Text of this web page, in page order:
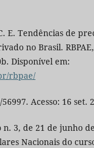
E. Tendências de
no Brasil.
Disponível em:
rbpae/
Acesso: 16 set.
n. 3, de 21 de junho
Nacionais do